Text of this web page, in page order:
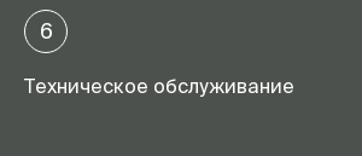
6
Техническое обслуживание